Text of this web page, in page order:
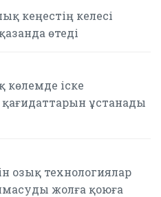
кеңестің келесі
өтеді
іске
ұстанады
озық технологиялар
жолға қоюға